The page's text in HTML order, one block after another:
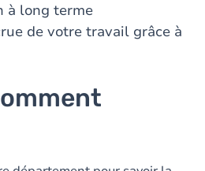
à long terme
de votre travail grâce à